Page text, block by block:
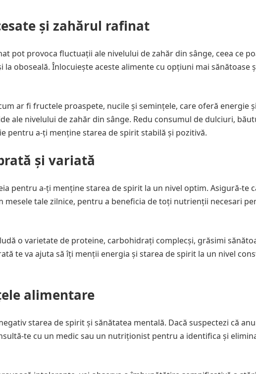
și zahărul rafinat
pot provoca fluctuații ale nivelului de zahăr din sânge, ceea ce
oboseală. Înlocuiește aceste alimente cu opțiuni mai sănătoase
ar fi fructele proaspete, nucile și semințele, care oferă energie
ale nivelului de zahăr din sânge. Redu consumul de dulciuri,
pentru a-ți menține starea de spirit stabilă și pozitivă.
și variată
pentru a-ți menține starea de spirit la un nivel optim. Asigură-te
mesele tale zilnice, pentru a beneficia de toți nutrienții necesari
o varietate de proteine, carbohidrați complecși, grăsimi
te va ajuta să îți menții energia și starea de spirit la un nivel
alimentare
starea de spirit și sănătatea mentală. Dacă suspectezi că
te cu un medic sau un nutriționist pentru a identifica și